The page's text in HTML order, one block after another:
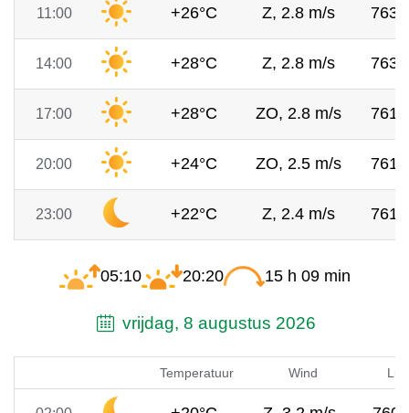
11:00 +26°C Z, 2.8 m/s 763
14:00 +28°C Z, 2.8 m/s 763
17:00 +28°C ZO, 2.8 m/s 761
20:00 +24°C ZO, 2.5 m/s 761
23:00 +22°C Z, 2.4 m/s 761
05:10 20:20 15 h 09 min
vrijdag, 8 augustus 2026
Temperatuur Wind